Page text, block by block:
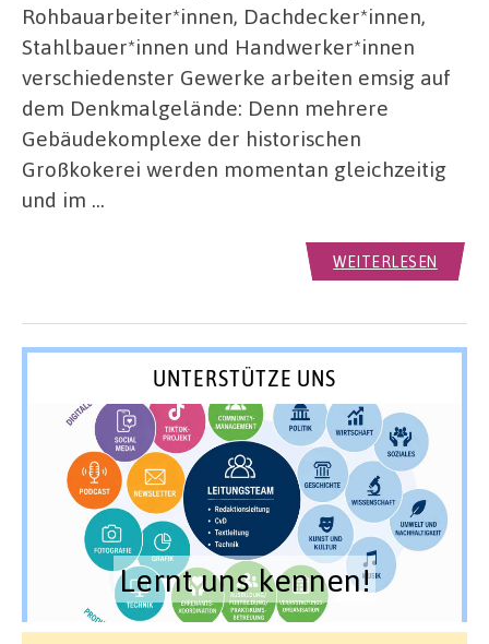
Rohbauarbeiter*innen, Dachdecker*innen,
Stahlbauer*innen und Handwerker*innen
verschiedenster Gewerke arbeiten emsig auf
dem Denkmalgelände: Denn mehrere
Gebäudekomplexe der historischen
Großkokerei werden momentan gleichzeitig
und im …
WEITERLESEN
UNTERSTÜTZE UNS
Lernt uns kennen!